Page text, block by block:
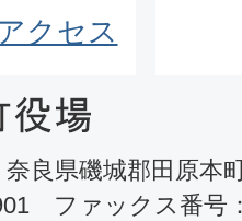
クセス
良県磯城郡田原本
ファックス番号